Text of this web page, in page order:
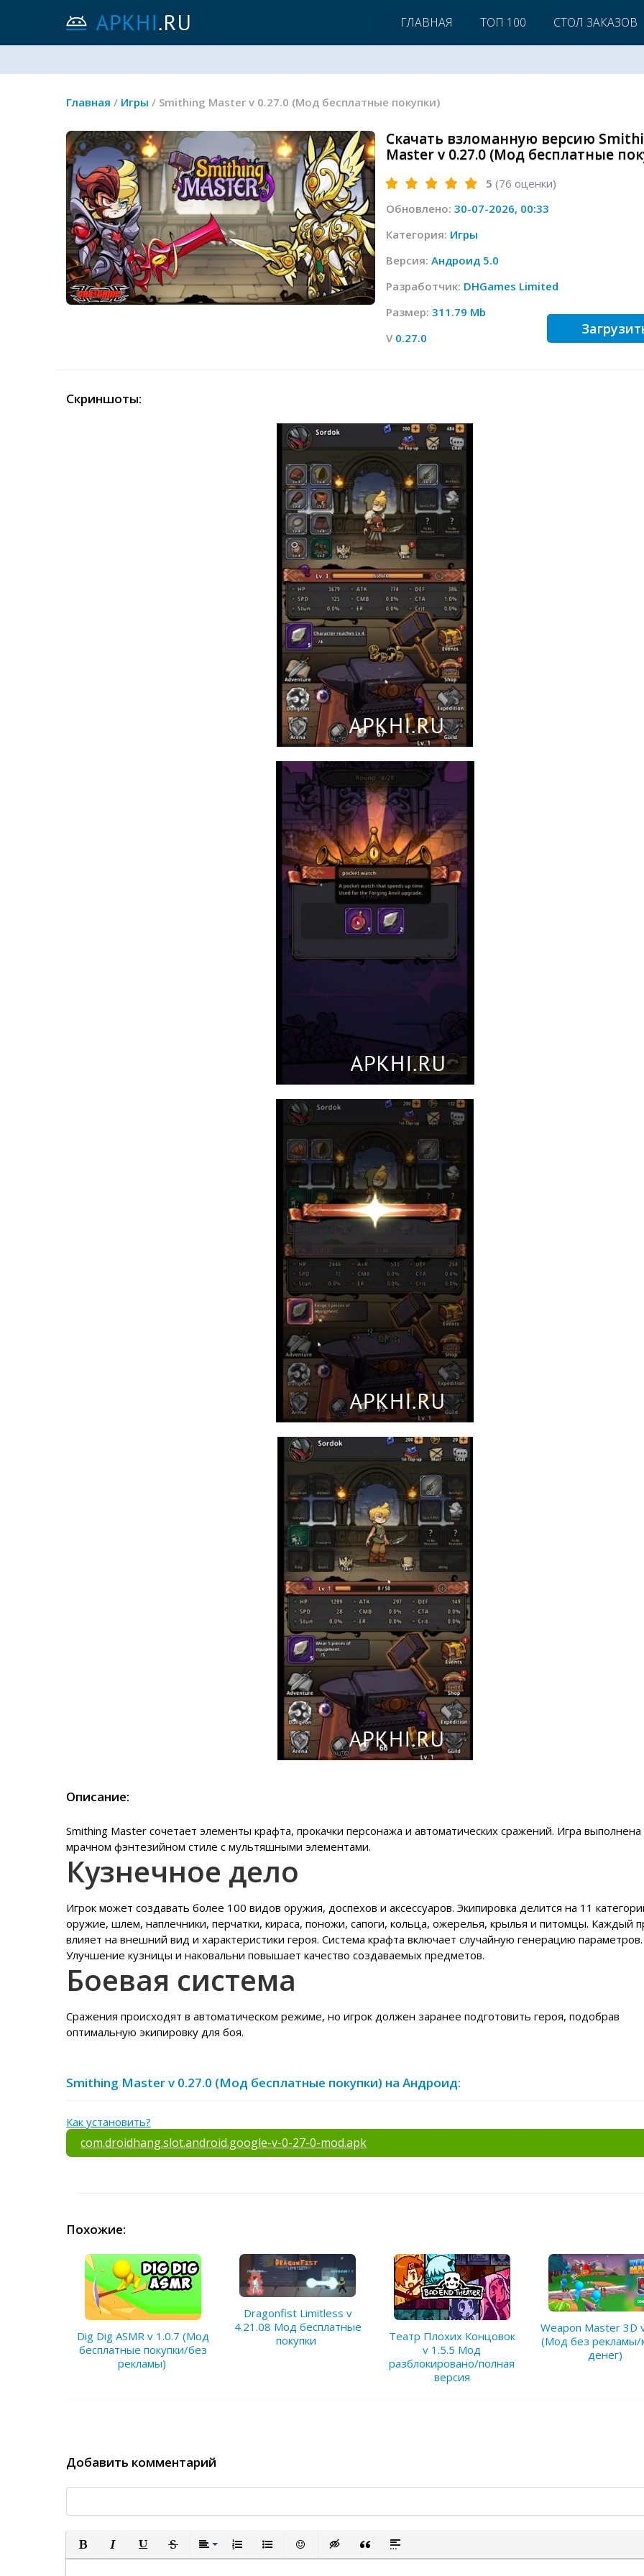
ГЛАВНАЯ ТОП 100 СТОЛ ЗАКАЗОВ
Главная / Игры / Smithing Master v 0.27.0 (Мод бесплатные покупки)
Скачать взломанную версию
Master v 0.27.0 (Мод бесплатные
5 (76 оценки)
Обновлено: 30-07-2026, 00:33
Категория: Игры
Версия: Андроид 5.0
Разработчик: DHGames Limited
Размер: 311.79 Mb
V 0.27.0
Скриншоты:
Описание:
Smithing Master сочетает элементы крафта, прокачки персонажа и автоматических сражений. Игра выполнена
мрачном фэнтезийном стиле с мультяшными элементами.
Кузнечное дело
Игрок может создавать более 100 видов оружия, доспехов и аксессуаров. Экипировка делится на 11
оружие, шлем, наплечники, перчатки, кираса, поножи, сапоги, кольца, ожерелья, крылья и питомцы. Каждый
влияет на внешний вид и характеристики героя. Система крафта включает случайную генерацию параметров.
Улучшение кузницы и наковальни повышает качество создаваемых предметов.
Боевая система
Сражения происходят в автоматическом режиме, но игрок должен заранее подготовить героя, подобрав
оптимальную экипировку для боя.
Smithing Master v 0.27.0 (Мод бесплатные покупки) на Андроид:
Как установить?
com.droidhang.slot.android.google-v-0-27-0-mod.apk
Похожие:
Dig Dig ASMR v 1.0.7 (Мод
бесплатные покупки/без
рекламы)
Dragonfist Limitless v
4.21.08 Мод бесплатные
покупки
Театр Плохих Концовок
v 1.5.5 Мод
разблокировано/полная
версия
Weapon Master 3D
(Мод без рекламы/
денег)
Добавить комментарий
Полужирный
КурсивПодчеркнутый
ЗачеркнутыйВыравнивание
Нумерованный список
Маркированный список
Вставить смайлик
Вставка скрытого текста
Вставка цитаты
Вставка спойлера